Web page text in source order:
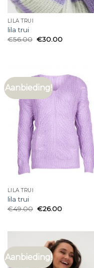
LILA TRUI
lila trui
€56.00 €30.00
Aanbieding!
LILA TRUI
lila trui
€49.00 €26.00
Aanbieding!